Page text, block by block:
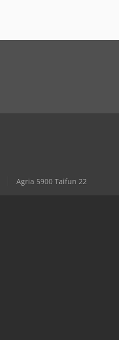
Agria 5900 Taifun 22